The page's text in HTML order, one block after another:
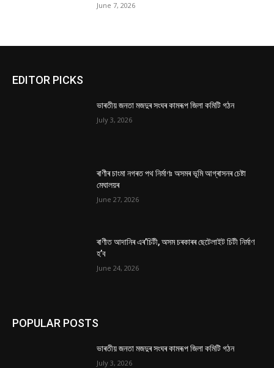
June 7, 2026
EDITOR PICKS
ভাৰতীয় জনতা মজদুৰ সংঘৰ কামৰূপ জিলা কমিটি গঠন
July 3, 2026
ৰাণীৰ চাংমা নগৰত পথ নিৰ্মাণঃ অসমৰ ভূমি আগ্ৰাসনৰ চেষ্টা
মেঘালয়ৰ
June 27, 2026
ৰাণীত আদানিৰ এৰ’চিটী, অসম চৰকাৰৰ ছেটেলাইট চিটী নিৰ্মাণ
হ’ব
June 24, 2026
POPULAR POSTS
ভাৰতীয় জনতা মজদুৰ সংঘৰ কামৰূপ জিলা কমিটি গঠন
July 3, 2026